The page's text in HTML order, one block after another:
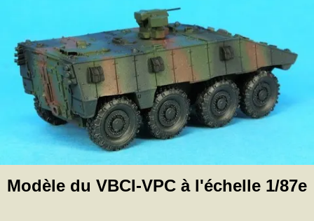
Modèle du VBCI-VPC à l'échelle 1/87e